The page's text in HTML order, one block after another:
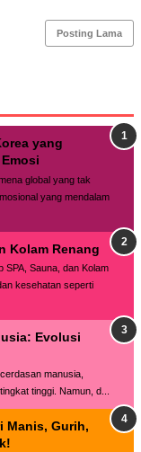
Posting Lama
yang
global yang tak
yang mendalam
Kolam Renang
SPA, Sauna, dan Kolam
kesehatan seperti
Evolusi
manusia,
tinggi. Namun, d...
Manis, Gurih,